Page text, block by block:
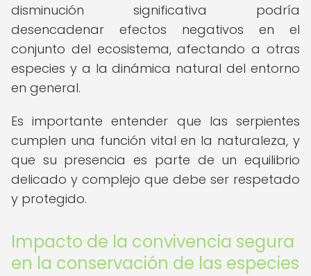
disminución significativa podría
desencadenar efectos negativos en el
conjunto del ecosistema, afectando a otras
especies y a la dinámica natural del entorno
en general.
Es importante entender que las serpientes
cumplen una función vital en la naturaleza, y
que su presencia es parte de un equilibrio
delicado y complejo que debe ser respetado
y protegido.
Impacto de la convivencia segura
en la conservación de las especies